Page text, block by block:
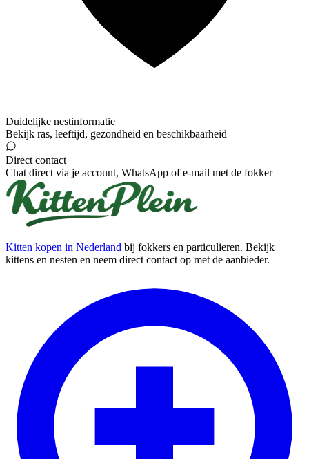
Duidelijke nestinformatie
Bekijk ras, leeftijd, gezondheid en beschikbaarheid
Direct contact
Chat direct via je account, WhatsApp of e-mail met de fokker
Kitten kopen in Nederland bij fokkers en particulieren. Bekijk
kittens en nesten en neem direct contact op met de aanbieder.